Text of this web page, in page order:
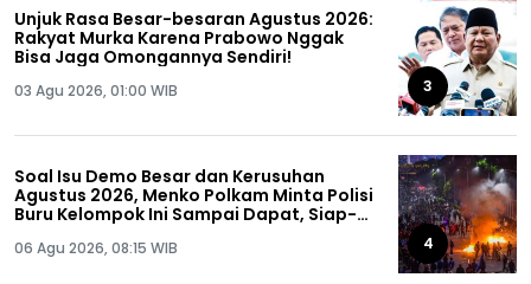
Unjuk Rasa Besar-besaran Agustus 2026:
Rakyat Murka Karena Prabowo Nggak
Bisa Jaga Omongannya Sendiri!
03 Agu 2026, 01:00 WIB 3
Soal Isu Demo Besar dan Kerusuhan
Agustus 2026, Menko Polkam Minta Polisi
Buru Kelompok Ini Sampai Dapat, Siap-
06 Agu 2026, 08:15 WIB 4